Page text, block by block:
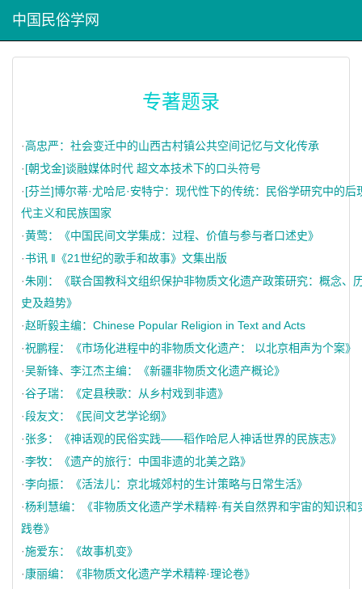
中国民俗学网
专著题录
·高忠严：社会变迁中的山西古村镇公共空间记忆与文化传承
·[朝戈金]谈融媒体时代 超文本技术下的口头符号
·[芬兰]博尔蒂·尤哈尼·安特宁：现代性下的传统：民俗学研究中的后
代主义和民族国家
·黄莺：《中国民间文学集成：过程、价值与参与者口述史》
·书讯 ‖《21世纪的歌手和故事》文集出版
·朱刚：《联合国教科文组织保护非物质文化遗产政策研究：概念、
史及趋势》
·赵昕毅主编：Chinese Popular Religion in Text and Acts
·祝鹏程：《市场化进程中的非物质文化遗产： 以北京相声为个案》
·吴新锋、李江杰主编：《新疆非物质文化遗产概论》
·谷子瑞：《定县秧歌：从乡村戏到非遗》
·段友文：《民间文艺学论纲》
·张多：《神话观的民俗实践——稻作哈尼人神话世界的民族志》
·李牧：《遗产的旅行：中国非遗的北美之路》
·李向振：《活法儿：京北城郊村的生计策略与日常生活》
·杨利慧编：《非物质文化遗产学术精粹·有关自然界和宇宙的知识和
践卷》
·施爱东：《故事机变》
·康丽编：《非物质文化遗产学术精粹·理论卷》